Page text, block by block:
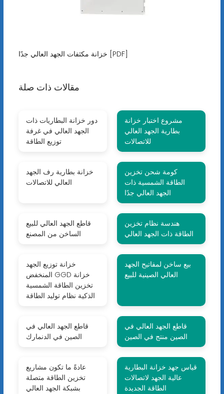
خزانة مكثفات الجهد العالي جدًا [PDF]
مقالات ذات صلة
دور خزانة البطاريات ذات
الجهد العالي في غرفة
توزيع الطاقة
مشروع اختبار خزانة
بطارية الجهد العالي
للاتصالات
خزانة بطارية رف الجهد
العالي للاتصالات
كومة شحن تخزين
الطاقة الشمسية ذات
الجهد العالي جدًا
قاطع الجهد العالي للبيع
الساخن من المصنع
هندسة نظام تخزين
الطاقة ذات الجهد العالي
خزانة توزيع الجهد
المنخفض GGD خزانة
تخزين الطاقة الشمسية
الذكية نظام توليد الطاقة
بيع ساخن لمفاتيح الجهد
العالي الصينية للبيع
قاطع الجهد العالي في
الصين في الدنمارك
قاطع الجهد العالي في
الصين منتج في الصين
عادةً ما تكون مشاريع
تخزين الطاقة متصلة
بشبكة الجهد العالي
قياس جهد خزانة البطارية
عالية الجهد لاتصالات
الطاقة الجديدة